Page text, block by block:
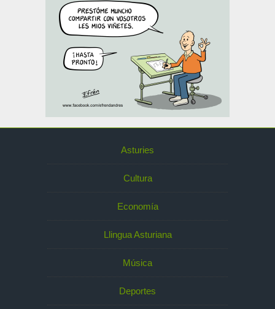
Asturies
Cultura
Economía
Llingua Asturiana
Música
Deportes